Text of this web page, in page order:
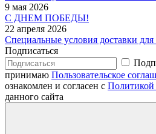
9 мая 2026
С ДНЕМ ПОБЕДЫ!
22 апреля 2026
Специальные условия доставки
Подписаться
принимаю Пользовательское
ознакомлен и согласен с Политикой
данного сайта